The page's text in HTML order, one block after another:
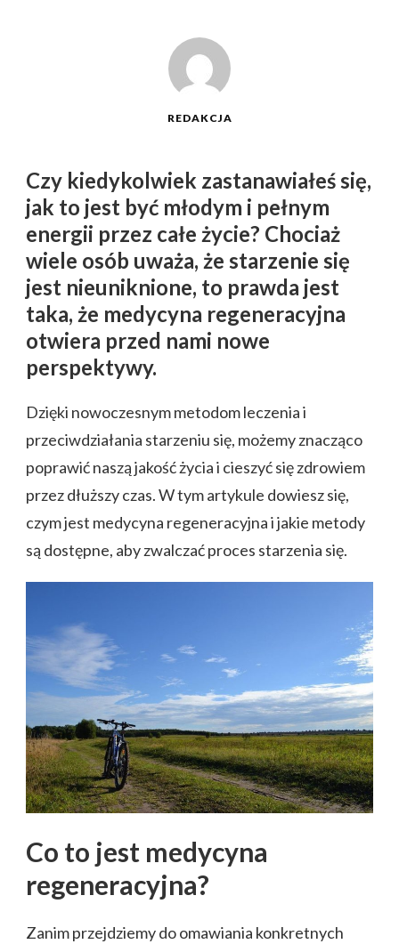
REDAKCJA
Czy kiedykolwiek zastanawiałeś się,
jak to jest być młodym i pełnym
energii przez całe życie? Chociaż
wiele osób uważa, że starzenie się
jest nieuniknione, to prawda jest
taka, że medycyna regeneracyjna
otwiera przed nami nowe
perspektywy.
Dzięki nowoczesnym metodom leczenia i
przeciwdziałania starzeniu się, możemy znacząco
poprawić naszą jakość życia i cieszyć się zdrowiem
przez dłuższy czas. W tym artykule dowiesz się,
czym jest medycyna regeneracyjna i jakie metody
są dostępne, aby zwalczać proces starzenia się.
Co to jest medycyna
regeneracyjna?
Zanim przejdziemy do omawiania konkretnych